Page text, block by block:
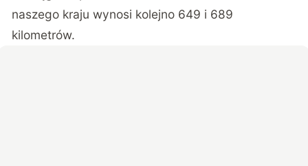
naszego kraju wynosi kolejno 649 i 689
kilometrów.